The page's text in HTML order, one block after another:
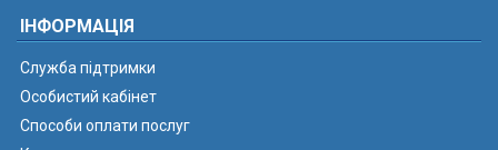
ІНФОРМАЦІЯ
Служба підтримки
Особистий кабінет
Способи оплати послуг